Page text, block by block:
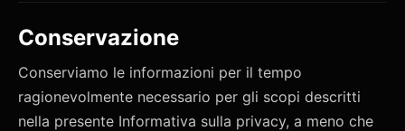
Conservazione
Conserviamo le informazioni per il tempo
ragionevolmente necessario per gli scopi descritti
nella presente Informativa sulla privacy, a meno che